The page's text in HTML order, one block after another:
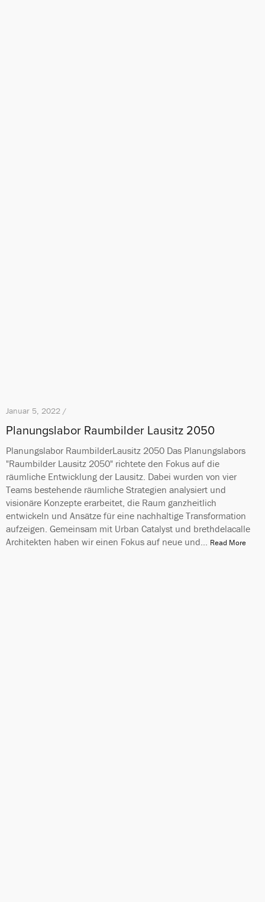
Januar 5, 2022 /
Planungslabor Raumbilder Lausitz 2050
Planungslabor RaumbilderLausitz 2050 Das Planungslabors
"Raumbilder Lausitz 2050" richtete den Fokus auf die
räumliche Entwicklung der Lausitz. Dabei wurden von vier
Teams bestehende räumliche Strategien analysiert und
visionäre Konzepte erarbeitet, die Raum ganzheitlich
entwickeln und Ansätze für eine nachhaltige Transformation
aufzeigen. Gemeinsam mit Urban Catalyst und brethdelacalle
Architekten haben wir einen Fokus auf neue und… Read More